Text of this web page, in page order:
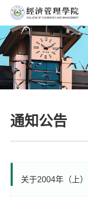
通知公告
关于2004年（上